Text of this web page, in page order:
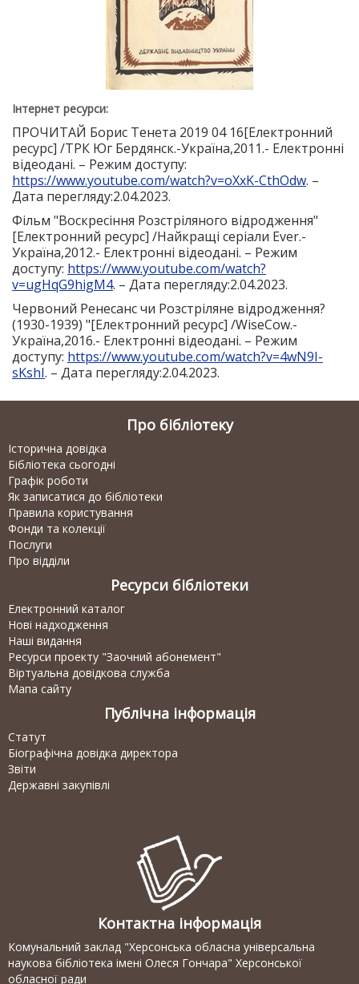
Інтернет ресурси:
ПРОЧИТАЙ Борис Тенета 2019 04 16[Електронний
ресурс] /ТРК Юг Бердянск.-Україна,2011.- Електронні
відеодані. – Режим доступу:
https://www.youtube.com/watch?v=oXxK-CthOdw. –
Дата перегляду:2.04.2023.
Фільм "Воскресіння Розстріляного відродження"
[Електронний ресурс] /Найкращі серіали Ever.-
Україна,2012.- Електронні відеодані. – Режим
доступу: https://www.youtube.com/watch?
v=ugHqG9higM4. – Дата перегляду:2.04.2023.
Червоний Ренесанс чи Розстріляне відродження?
(1930-1939) "[Електронний ресурс] /WiseCow.-
Україна,2016.- Електронні відеодані. – Режим
доступу: https://www.youtube.com/watch?v=4wN9I-
sKshI. – Дата перегляду:2.04.2023.
Про бібліотеку
Історична довідка
Бібліотека сьогодні
Графік роботи
Як записатися до бібліотеки
Правила користування
Фонди та колекції
Послуги
Про відділи
Ресурси бібліотеки
Електронний каталог
Нові надходження
Наші видання
Ресурси проекту "Заочний абонемент"
Віртуальна довідкова служба
Мапа сайту
Публічна інформація
Статут
Біографічна довідка директора
Звіти
Державні закупівлі
Контактна інформація
Комунальний заклад "Херсонська обласна універсальна
наукова бібліотека імені Олеся Гончара" Херсонської
обласної ради